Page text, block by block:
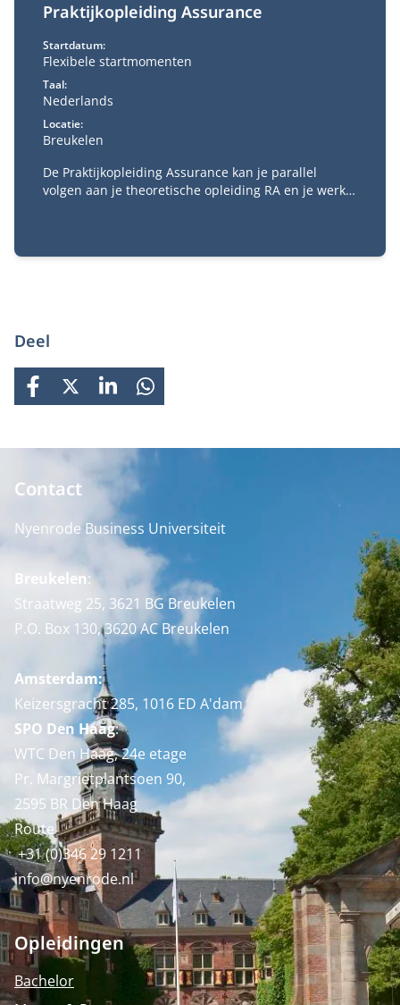
Praktijkopleiding Assurance
Startdatum:
Flexibele startmomenten
Taal:
Nederlands
Locatie:
Breukelen
De Praktijkopleiding Assurance kan je parallel
volgen aan je theoretische opleiding RA en je werk.
gaat volgen om de praktische kanten van het RA-vak
Deel
FACEBOOK
X LINKEDINWHATSAPP
Contact
Nyenrode Business Universiteit
Breukelen:
Straatweg 25, 3621 BG Breukelen
P.O. Box 130, 3620 AC Breukelen
Amsterdam:
Keizersgracht 285, 1016 ED A'dam
SPO Den Haag:
WTC Den Haag, 24e etage
Pr. Margrietplantsoen 90,
2595 BR Den Haag
Route
+31 (0)346 29 1211
info@nyenrode.nl
Opleidingen
Bachelor